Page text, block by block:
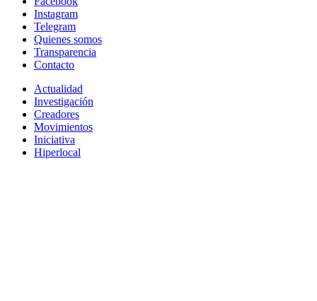
Instagram
Telegram
Quienes somos
Transparencia
Contacto
Actualidad
Investigación
Creadores
Movimientos
Iniciativa
Hiperlocal